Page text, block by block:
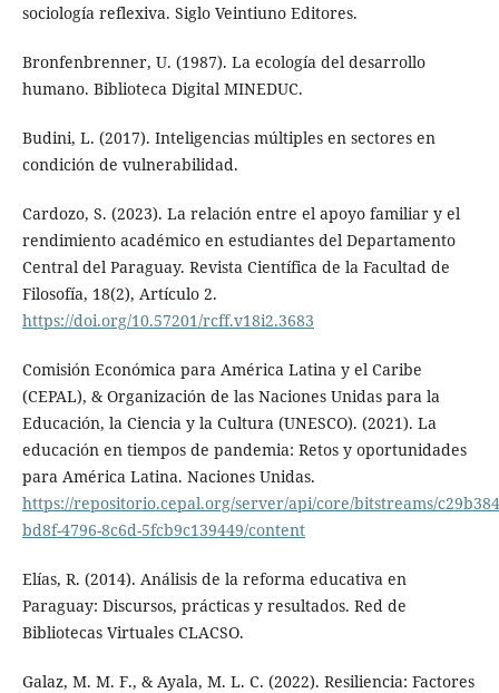
sociología reflexiva. Siglo Veintiuno Editores.
Bronfenbrenner, U. (1987). La ecología del desarrollo
humano. Biblioteca Digital MINEDUC.
Budini, L. (2017). Inteligencias múltiples en sectores en
condición de vulnerabilidad.
Cardozo, S. (2023). La relación entre el apoyo familiar y el
rendimiento académico en estudiantes del Departamento
Central del Paraguay. Revista Científica de la Facultad de
Filosofía, 18(2), Artículo 2.
https://doi.org/10.57201/rcff.v18i2.3683
Comisión Económica para América Latina y el Caribe
(CEPAL), & Organización de las Naciones Unidas para la
Educación, la Ciencia y la Cultura (UNESCO). (2021). La
educación en tiempos de pandemia: Retos y oportunidades
para América Latina. Naciones Unidas.
https://repositorio.cepal.org/server/api/core/bitstreams/
bd8f-4796-8c6d-5fcb9c139449/content
Elías, R. (2014). Análisis de la reforma educativa en
Paraguay: Discursos, prácticas y resultados. Red de
Bibliotecas Virtuales CLACSO.
Galaz, M. M. F., & Ayala, M. L. C. (2022). Resiliencia: Factores